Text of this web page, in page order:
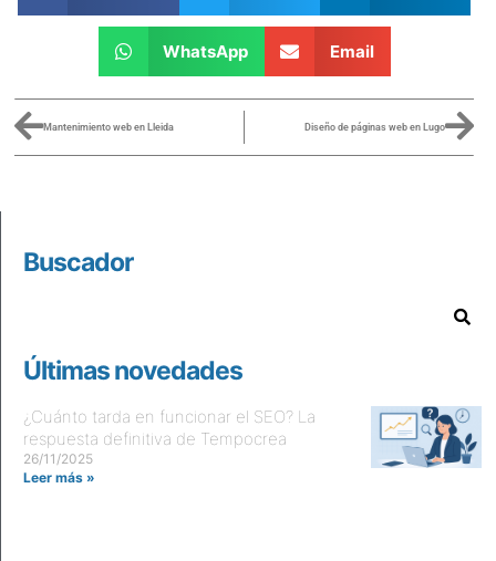
WhatsApp Email
Mantenimiento web en Lleida Diseño de páginas web en Lugo
Buscador
Últimas novedades
¿Cuánto tarda en funcionar el SEO? La
respuesta definitiva de Tempocrea
26/11/2025
Leer más »